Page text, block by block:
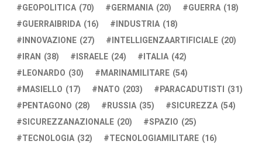
GEOPOLITICA (70) GERMANIA (20) GUERRA (18)
GUERRAIBRIDA (16) INDUSTRIA (18)
INNOVAZIONE (27) INTELLIGENZAARTIFICIALE (20)
IRAN (38) ISRAELE (24) ITALIA (42)
LEONARDO (30) MARINAMILITARE (54)
MASIELLO (17) NATO (203) PARACADUTISTI (31)
PENTAGONO (28) RUSSIA (35) SICUREZZA (54)
SICUREZZANAZIONALE (20) SPAZIO (25)
TECNOLOGIA (32) TECNOLOGIAMILITARE (16)